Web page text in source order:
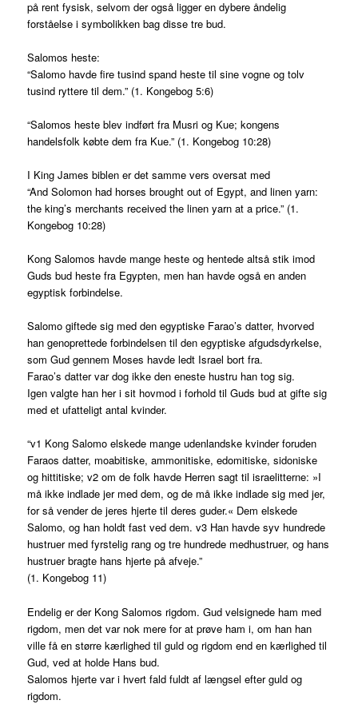
på rent fysisk, selvom der også ligger en dybere åndelig
forståelse i symbolikken bag disse tre bud.
Salomos heste:
“Salomo havde fire tusind spand heste til sine vogne og tolv
tusind ryttere til dem.” (1. Kongebog 5:6)
“Salomos heste blev indført fra Musri og Kue; kongens
handelsfolk købte dem fra Kue.” (1. Kongebog 10:28)
I King James biblen er det samme vers oversat med
“And Solomon had horses brought out of Egypt, and linen yarn:
the king’s merchants received the linen yarn at a price.” (1.
Kongebog 10:28)
Kong Salomos havde mange heste og hentede altså stik imod
Guds bud heste fra Egypten, men han havde også en anden
egyptisk forbindelse.
Salomo giftede sig med den egyptiske Farao’s datter, hvorved
han genoprettede forbindelsen til den egyptiske afgudsdyrkelse,
som Gud gennem Moses havde ledt Israel bort fra.
Farao’s datter var dog ikke den eneste hustru han tog sig.
Igen valgte han her i sit hovmod i forhold til Guds bud at gifte sig
med et ufatteligt antal kvinder.
“v1 Kong Salomo elskede mange udenlandske kvinder foruden
Faraos datter, moabitiske, ammonitiske, edomitiske, sidoniske
og hittitiske; v2 om de folk havde Herren sagt til israelitterne: »I
må ikke indlade jer med dem, og de må ikke indlade sig med jer,
for så vender de jeres hjerte til deres guder.« Dem elskede
Salomo, og han holdt fast ved dem. v3 Han havde syv hundrede
hustruer med fyrstelig rang og tre hundrede medhustruer, og hans
hustruer bragte hans hjerte på afveje.”
(1. Kongebog 11)
Endelig er der Kong Salomos rigdom. Gud velsignede ham med
rigdom, men det var nok mere for at prøve ham i, om han han
ville få en større kærlighed til guld og rigdom end en kærlighed til
Gud, ved at holde Hans bud.
Salomos hjerte var i hvert fald fuldt af længsel efter guld og
rigdom.